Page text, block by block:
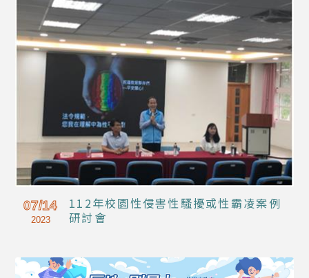
07/14
2023
112年校園性侵害性騷擾或性霸凌案例
研討會